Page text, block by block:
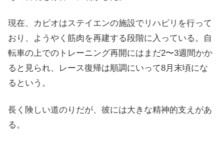
現在、カピオはステイエンの施設でリハビリを行って
おり、ようやく筋肉を再建する段階に入っている。自
転車の上でのトレーニング再開にはまだ2〜3週間かか
ると見られ、レース復帰は順調にいって8月末頃にな
るという。
長く険しい道のりだが、彼には大きな精神的支えがあ
る。